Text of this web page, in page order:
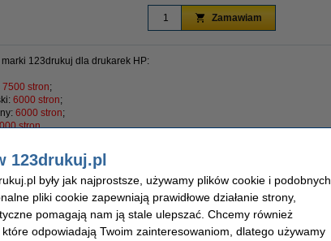
Zamawiam
123drukuj dla drukarek HP:
7500 stron;
6000 stron;
6000 stron;
stron.
Numer artykułu:
Kolor:
stron
123drukuj.pl
były jak najprostsze, używamy plików cookie i podobnych
pliki cookie zapewniają prawidłowe działanie strony,
pomagają nam ją stale ulepszać. Chcemy również
odpowiadają Twoim zainteresowaniom, dlatego używamy